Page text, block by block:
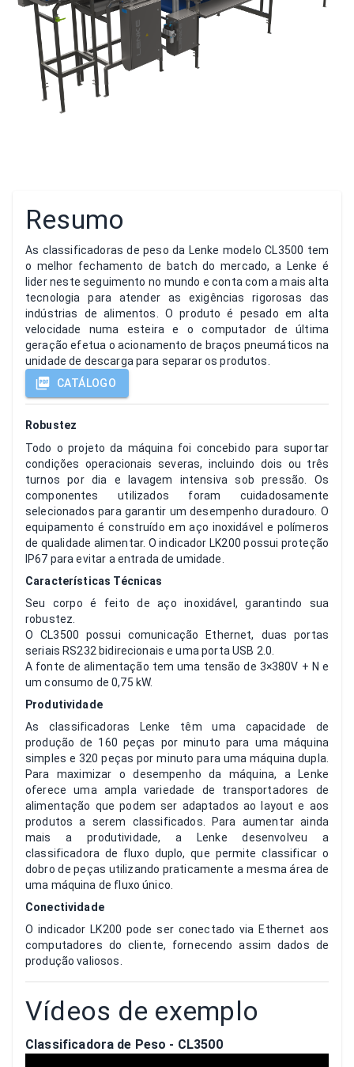
Resumo
As classificadoras de peso da Lenke modelo CL3500 tem
o melhor fechamento de batch do mercado, a Lenke é
lider neste seguimento no mundo e conta com a mais alta
tecnologia para atender as exigências rigorosas das
indústrias de alimentos. O produto é pesado em alta
velocidade numa esteira e o computador de última
geração efetua o acionamento de braços pneumáticos na
unidade de descarga para separar os produtos.
CATÁLOGO
Robustez
Todo o projeto da máquina foi concebido para suportar
condições operacionais severas, incluindo dois ou três
turnos por dia e lavagem intensiva sob pressão. Os
componentes utilizados foram cuidadosamente
selecionados para garantir um desempenho duradouro. O
equipamento é construído em aço inoxidável e polímeros
de qualidade alimentar. O indicador LK200 possui proteção
IP67 para evitar a entrada de umidade.
Características Técnicas
Seu corpo é feito de aço inoxidável, garantindo sua
robustez.
O CL3500 possui comunicação Ethernet, duas portas
seriais RS232 bidirecionais e uma porta USB 2.0.
A fonte de alimentação tem uma tensão de 3×380V + N e
um consumo de 0,75 kW.
Produtividade
As classificadoras Lenke têm uma capacidade de
produção de 160 peças por minuto para uma máquina
simples e 320 peças por minuto para uma máquina dupla.
Para maximizar o desempenho da máquina, a Lenke
oferece uma ampla variedade de transportadores de
alimentação que podem ser adaptados ao layout e aos
produtos a serem classificados. Para aumentar ainda
mais a produtividade, a Lenke desenvolveu a
classificadora de fluxo duplo, que permite classificar o
dobro de peças utilizando praticamente a mesma área de
uma máquina de fluxo único.
Conectividade
O indicador LK200 pode ser conectado via Ethernet aos
computadores do cliente, fornecendo assim dados de
produção valiosos.
Vídeos de exemplo
Classificadora de Peso - CL3500